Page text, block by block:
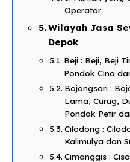
Operator​
Wilayah Jasa
Depok
Beji : Beji, Beji
Pondok Cina
Bojongsari :
Lama, Curug,
Pondok Petir
Cilodong :
Kalimulya dan
Cimanggis :